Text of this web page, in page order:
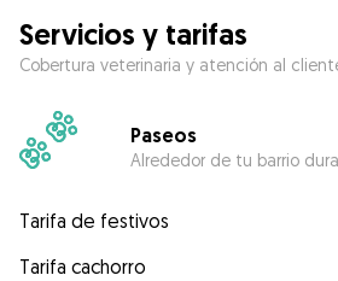
Servicios y tarifas
Cobertura veterinaria y atención al
Paseos
Alrededor de tu barrio
Tarifa de festivos
Tarifa cachorro